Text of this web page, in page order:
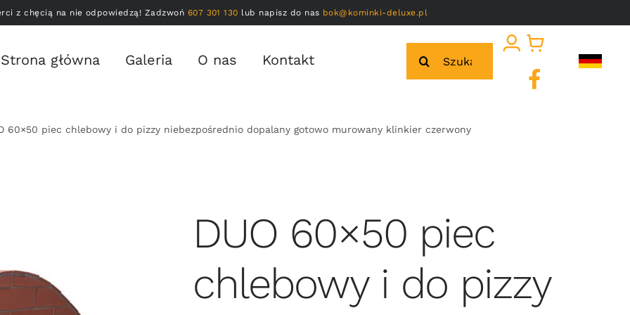
z chęcią na nie odpowiedzą! Zadzwoń 607 301 130 lub napisz do nas bok@kominki-deluxe.pl
Strona główna Galeria O nas Kontakt
60×50 piec chlebowy i do pizzy niebezpośrednio dopalany gotowo murowany klinkier czerwony
DUO 60×50 piec
chlebowy i do pizzy